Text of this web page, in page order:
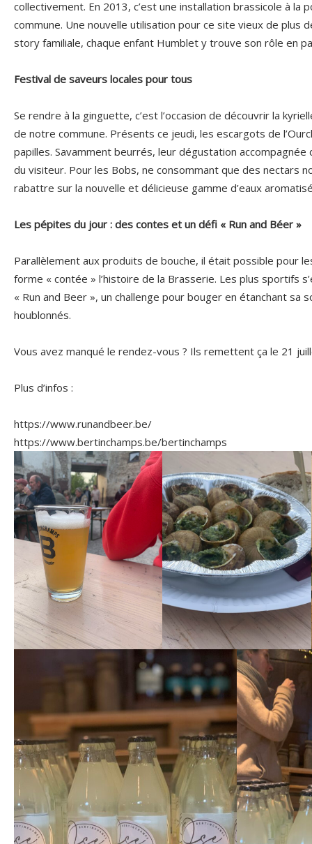
collectivement. En 2013, c’est une installation brassicole à la
commune. Une nouvelle utilisation pour ce site vieux de plus
story familiale, chaque enfant Humblet y trouve son rôle en
Festival de saveurs locales pour tous
Se rendre à la ginguette, c’est l’occasion de découvrir la
de notre commune. Présents ce jeudi, les escargots de
papilles. Savamment beurrés, leur dégustation accompagnée
du visiteur. Pour les Bobs, ne consommant que des nectars
rabattre sur la nouvelle et délicieuse gamme d’eaux
Les pépites du jour : des contes et un défi « Run and Béer »
Parallèlement aux produits de bouche, il était possible pour
forme « contée » l’histoire de la Brasserie. Les plus sportifs
« Run and Beer », un challenge pour bouger en étanchant sa
houblonnés.
Vous avez manqué le rendez-vous ? Ils remettent ça le 21
Plus d’infos :
https://www.runandbeer.be/
https://www.bertinchamps.be/bertinchamps